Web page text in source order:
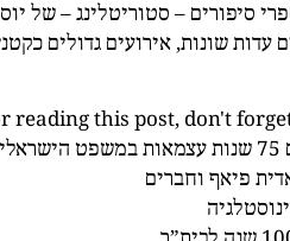
סיפורים – סטוריטלינג – של
עדות שונות, אירועים גדולים
reading this post, don't
פיאף וחברים